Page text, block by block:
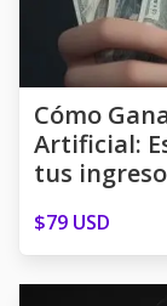
Cómo
Artificial:
tus
$79 USD